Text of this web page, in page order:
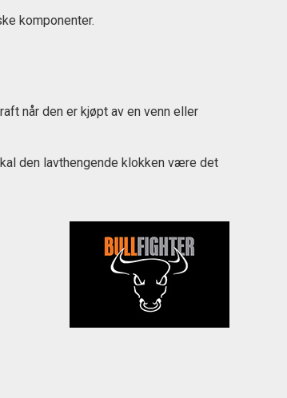
komponenter.
når den er kjøpt av en venn eller
den lavthengende klokken være det